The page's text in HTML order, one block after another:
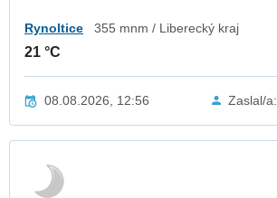
Rynoltice 355 mnm / Liberecký kraj
21 °C
08.08.2026, 12:56 Zaslal/a: